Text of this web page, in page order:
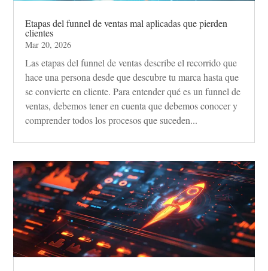
Etapas del funnel de ventas mal aplicadas que pierden
clientes
Mar 20, 2026
Las etapas del funnel de ventas describe el recorrido que
hace una persona desde que descubre tu marca hasta que
se convierte en cliente. Para entender qué es un funnel de
ventas, debemos tener en cuenta que debemos conocer y
comprender todos los procesos que suceden...